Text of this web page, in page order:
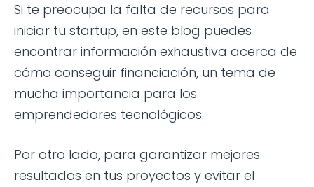
Si te preocupa la falta de recursos para
iniciar tu startup, en este blog puedes
encontrar información exhaustiva acerca de
cómo conseguir financiación, un tema de
mucha importancia para los
emprendedores tecnológicos.
Por otro lado, para garantizar mejores
resultados en tus proyectos y evitar el